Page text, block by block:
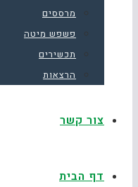
מרססים
פשפש מיטה
תכשירים
הרצאות
צור קשר
דף הבית